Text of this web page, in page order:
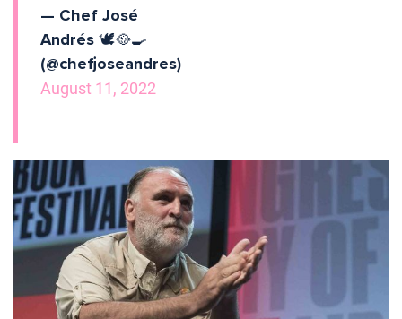
— Chef José
Andrés 🕊️🥘🍳
(@chefjoseandres)
August 11, 2022